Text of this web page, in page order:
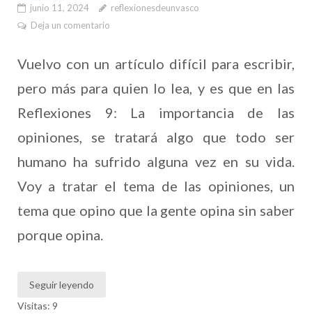
junio 11, 2024
reflexionesdeunvasco
Deja un comentario
Vuelvo con un artículo difícil para escribir,
pero más para quien lo lea, y es que en las
Reflexiones 9: La importancia de las
opiniones, se tratará algo que todo ser
humano ha sufrido alguna vez en su vida.
Voy a tratar el tema de las opiniones, un
tema que opino que la gente opina sin saber
porque opina.
Seguir leyendo
Visitas: 9